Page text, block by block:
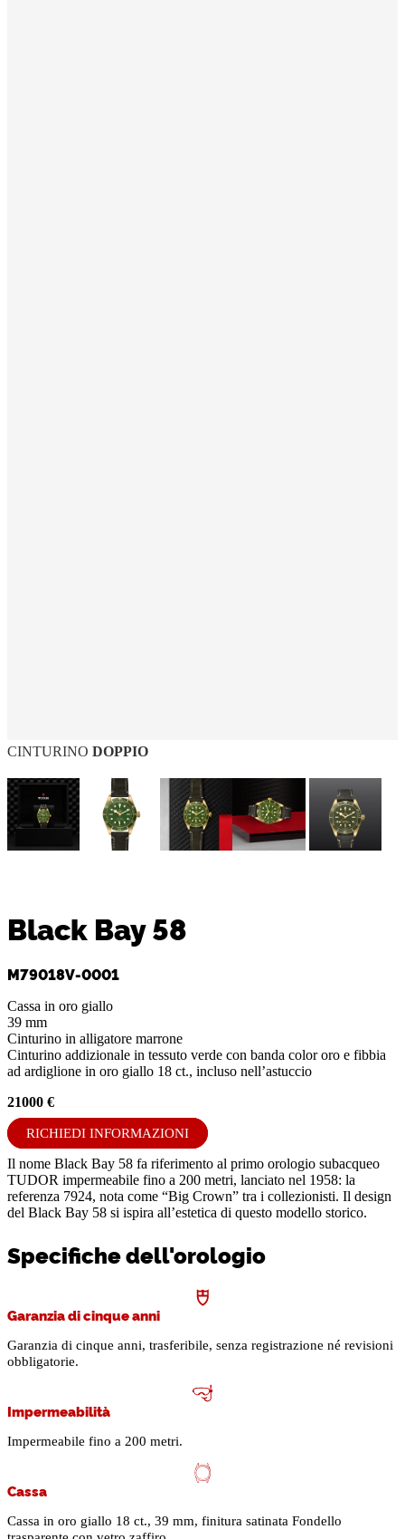
CINTURINO DOPPIO
Black Bay 58
M79018V-0001
Cassa in oro giallo
39 mm
Cinturino in alligatore marrone
Cinturino addizionale in tessuto verde con banda color oro e fibbia
ad ardiglione in oro giallo 18 ct., incluso nell’astuccio
21000 €
RICHIEDI INFORMAZIONI
Il nome Black Bay 58 fa riferimento al primo orologio subacqueo
TUDOR impermeabile fino a 200 metri, lanciato nel 1958: la
referenza 7924, nota come “Big Crown” tra i collezionisti. Il design
del Black Bay 58 si ispira all’estetica di questo modello storico.
Specifiche dell'orologio
Garanzia di cinque anni
Garanzia di cinque anni, trasferibile, senza registrazione né revisioni
obbligatorie.
Impermeabilità
Impermeabile fino a 200 metri.
Cassa
Cassa in oro giallo 18 ct., 39 mm, finitura satinata Fondello